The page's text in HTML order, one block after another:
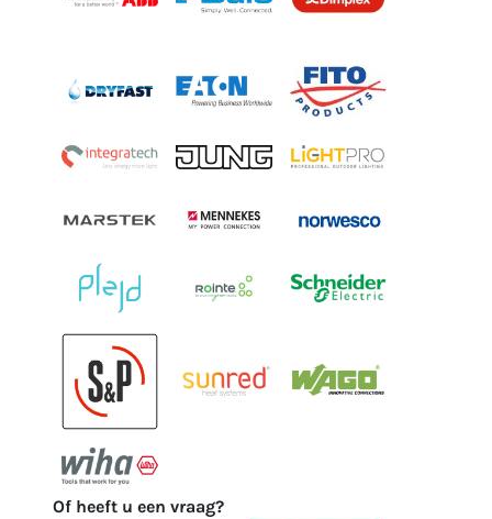
Of heeft u een vraag?